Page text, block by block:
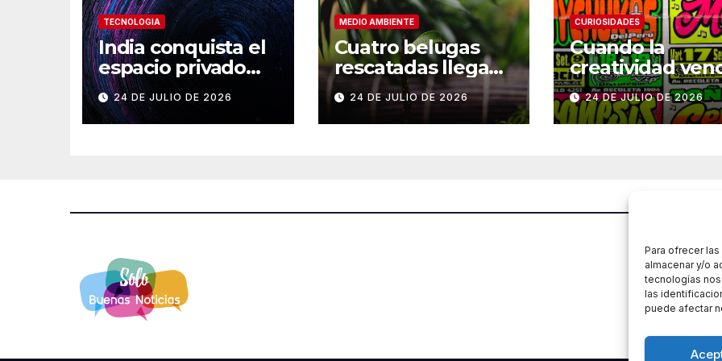
Para ofrecer
almacenar y/o
tecnologías
las
puede afectar
TECNOLOGIA
India conquista el
espacio privado
con su cohete
Vikram-1
24 DE JULIO DE 2026
MEDIO AMBIENTE
Cuatro belugas
rescatadas llegan
a su nuevo hogar
en Chicago
24 DE JULIO DE 2026
CURIOSIDADES
Cuando la
creatividad
a los títulos: la
historia de
24 DE JULIO DE 2026